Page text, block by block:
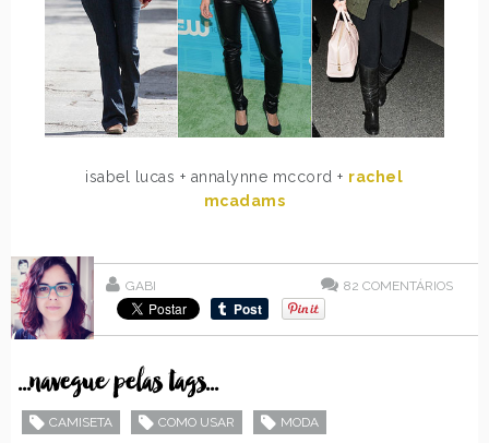
isabel lucas + annalynne mccord + rachel
mcadams
GABI 82 COMENTÁRIOS
...navegue pelas tags...
CAMISETA COMO USAR MODA